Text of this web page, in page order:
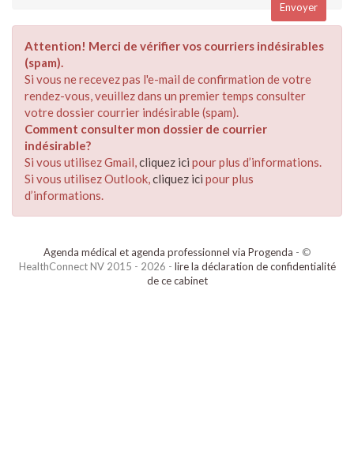
Attention! Merci de vérifier vos courriers indésirables
(spam).
Si vous ne recevez pas l'e-mail de confirmation de votre
rendez-vous, veuillez dans un premier temps consulter
votre dossier courrier indésirable (spam).
Comment consulter mon dossier de courrier
indésirable?
Si vous utilisez Gmail,cliquez ici pour plus d’informations.
Si vous utilisez Outlook,cliquez ici pour plus
d’informations.
Agenda médical et agenda professionnel via Progenda - ©
HealthConnect NV 2015 - 2026 - lire la déclaration de confidentialité
de ce cabinet